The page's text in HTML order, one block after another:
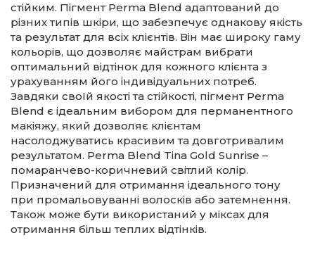
стійким. Пігмент Perma Blend адаптований до
різних типів шкіри, що забезпечує однакову якість
та результат для всіх клієнтів. Він має широку гаму
кольорів, що дозволяє майстрам вибрати
оптимальний відтінок для кожного клієнта з
урахуванням його індивідуальних потреб.
Завдяки своїй якості та стійкості, пігмент Perma
Blend є ідеальним вибором для перманентного
макіяжу, який дозволяє клієнтам
насолоджуватись красивим та довготривалим
результатом. Perma Blend Tina Gold Sunrise –
помаранчево-коричневий світлий колір.
Призначений для отримання ідеального тону
при промальовуванні волосків або затемнення.
Також може бути використаний у міксах для
отримання більш теплих відтінків.